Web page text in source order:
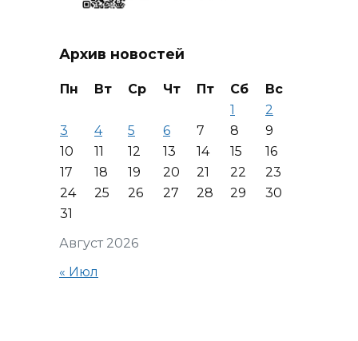
Архив новостей
Август 2026
Пн Вт Ср Чт Пт Сб
Вс
1
2
3
4 5 6 7 8
9
10
11 12 13 14 15
16
17
18 19 20 21 22
23
24
25 26 27 28 29
30
31
« Июл